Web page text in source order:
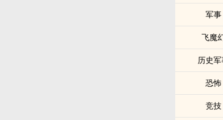
军事
飞魔
历史
恐怖
竞技